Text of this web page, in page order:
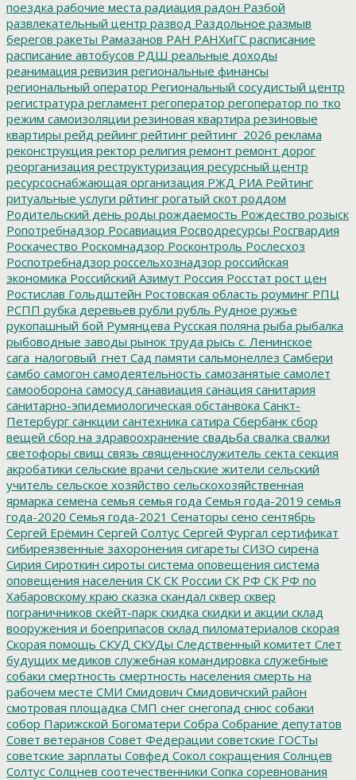
поездка рабочие места радиация радон Разбой
развлекательный центр развод Раздольное размыв
берегов ракеты Рамазанов РАН РАНХиГС расписание
расписание автобусов РДШ реальные доходы
реанимация ревизия региональные финансы
региональный оператор Региональный сосудистый центр
регистратура регламент регоператор регоператор по тко
режим самоизоляции резиновая квартира резиновые
квартиры рейд рейинг рейтинг рейтинг_2026 реклама
реконструкция ректор религия ремонт ремонт дорог
реорганизация реструктуризация ресурсный центр
ресурсоснабжающая организация РЖД РИА Рейтинг
ритуальные услуги рйтинг рогатый скот роддом
Родительский день роды рождаемость Рождество розыск
Ропотребнадзор Росавиация Росводресурсы Росгвардия
Роскачество Роскомнадзор Росконтроль Рослесхоз
Роспотребнадзор россельхознадзор российская
экономика Российский Азимут Россия Росстат рост цен
Ростислав Гольдштейн Ростовская область роуминг РПЦ
РСПП рубка деревьев рубли рубль Рудное ружье
рукопашный бой Румянцева Русская поляна рыба рыбалка
рыбоводные заводы рынок труда рысь с. Ленинское
сага_налоговый_гнет Сад памяти сальмонеллез Самбери
самбо самогон самодеятельность самозанятые самолет
самооборона самосуд санавиация санация санитария
санитарно-эпидемиологическая обстанвока Санкт-
Петербург санкции сантехника сатира Сбербанк сбор
вещей сбор на здравоохранение свадьба свалка свалки
светофоры свищ связь священнослужитель секта секция
акробатики сельские врачи сельские жители сельский
учитель сельское хозяйство сельскохозяйственная
ярмарка семена семья семья года Семья года-2019 семья
года-2020 Семья года-2021 Сенаторы сено сентябрь
Сергей Ерёмин Сергей Солтус Сергей Фургал сертификат
сибиреязвенные захоронения сигареты СИЗО сирена
Сирия Сироткин сироты система оповещения система
оповещения населения СК СК России СК РФ СК РФ по
Хабаровскому краю сказка скандал сквер сквер
пограничников скейт-парк скидка скидки и акции склад
вооружения и боеприпасов склад пиломатериалов скорая
Скорая помощь СКУД СКУДы Следственный комитет Слет
будущих медиков служебная командировка служебные
собаки смертность смертность населения смерть на
рабочем месте СМИ Смидович Смидовичский район
смотровая площадка СМП снег снегопад снюс собаки
собор Парижской Богоматери Собра Собрание депутатов
Совет ветеранов Совет Федерации советские ГОСТы
советские зарплаты Совфед Сокол сокращения Солнцев
Солтус Солцнев соотечественники Сопка соревнования